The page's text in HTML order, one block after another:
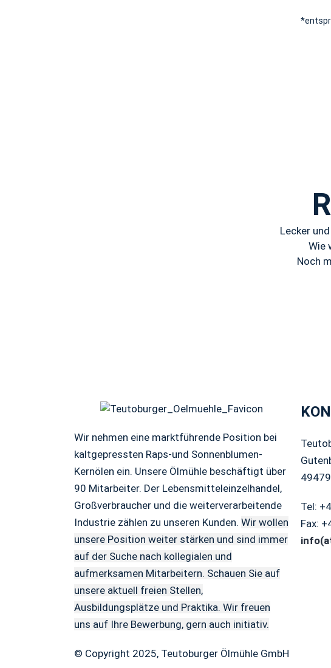
Lecker
Wie
Noch
Wir nehmen eine marktführende Position bei
kaltgepressten Raps-und Sonnenblumen-
Kernölen ein. Unsere Ölmühle beschäftigt über
90 Mitarbeiter. Der Lebensmitteleinzelhandel,
Großverbraucher und die weiterverarbeitende
Industrie zählen zu unseren Kunden. Wir wollen
unsere Position weiter stärken und sind immer
auf der Suche nach kollegialen und
aufmerksamen Mitarbeitern. Schauen Sie auf
unsere aktuell freien Stellen,
Ausbildungsplätze und Praktika. Wir freuen
uns auf Ihre Bewerbung, gern auch initiativ.
Tel:
Fax:
© Copyright 2025, Teutoburger Ölmühle GmbH